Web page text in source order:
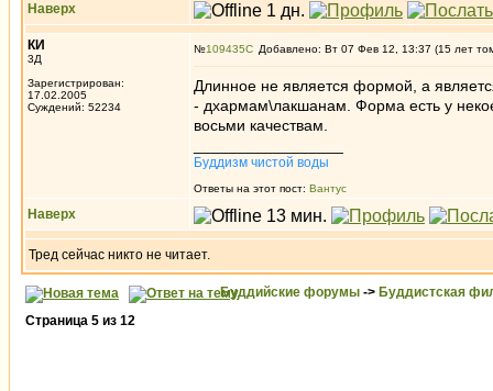
Наверх
КИ
3Д
Зарегистрирован:
17.02.2005
Суждений: 52234
№109435 Добавлено: Вт 07 Фев 12, 13:37 (15 лет
Длинное не является формой, а
- дхармам\лакшанам. Форма есть у
восьми качествам.
Буддизм чистой воды
Ответы на этот пост: Вантус
Наверх
Тред сейчас никто не читает.
Буддийские форумы -> Буддистская
Страница 5 из 12